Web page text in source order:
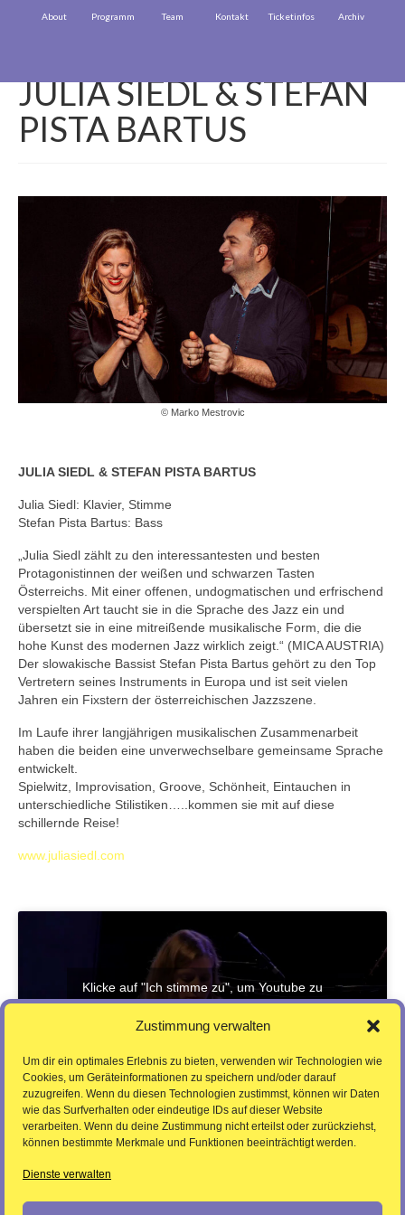
Zustimmung verwalten
Um dir ein optimales Erlebnis zu bieten, verwenden wir Technologien wie
Cookies, um Geräteinformationen zu speichern und/oder darauf
zuzugreifen. Wenn du diesen Technologien zustimmst, können wir Daten
wie das Surfverhalten oder eindeutige IDs auf dieser Website
verarbeiten. Wenn du deine Zustimmung nicht erteilst oder zurückziehst,
können bestimmte Merkmale und Funktionen beeinträchtigt werden.
Dienste verwalten
About Programm Team Kontakt Ticketinfos Archiv
JULIA SIEDL & STEFAN
PISTA BARTUS
© Marko Mestrovic
JULIA SIEDL & STEFAN PISTA BARTUS
Julia Siedl: Klavier, Stimme
Stefan Pista Bartus: Bass
„Julia Siedl zählt zu den interessantesten und besten
Protagonistinnen der weißen und schwarzen Tasten
Österreichs. Mit einer offenen, undogmatischen und erfrischend
verspielten Art taucht sie in die Sprache des Jazz ein und
übersetzt sie in eine mitreißende musikalische Form, die die
hohe Kunst des modernen Jazz wirklich zeigt.“ (MICA AUSTRIA)
Der slowakische Bassist Stefan Pista Bartus gehört zu den Top
Vertretern seines Instruments in Europa und ist seit vielen
Jahren ein Fixstern der österreichischen Jazzszene.
Im Laufe ihrer langjährigen musikalischen Zusammenarbeit
haben die beiden eine unverwechselbare gemeinsame Sprache
entwickelt.
Spielwitz, Improvisation, Groove, Schönheit, Eintauchen in
unterschiedliche Stilistiken…..kommen sie mit auf diese
schillernde Reise!
www.juliasiedl.com
Klicke auf "Ich stimme zu", um Youtube zu
aktivieren